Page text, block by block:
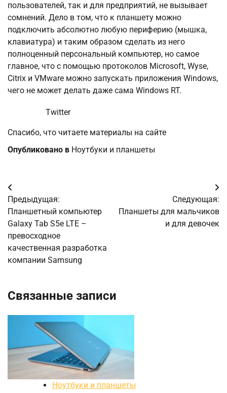
пользователей, так и для предприятий, не вызывает
сомнений. Дело в том, что к планшету можно
подключить абсолютно любую периферию (мышка,
клавиатура) и таким образом сделать из него
полноценный персональный компьютер, но самое
главное, что с помощью протоколов Microsoft, Wyse,
Citrix и VMware можно запускать приложения Windows,
чего не может делать даже сама Windows RT.
Twitter
Спасибо, что читаете материалы на сайте
Опубликовано в Ноутбуки и планшеты
Навигация
по
записям
Предыдущая:
Планшетный компьютер
Galaxy Tab S5e LTE –
превосходное
качественная разработка
компании Samsung
Следующая:
Планшеты для мальчиков
и для девочек
Связанные записи
Ноутбуки и планшеты